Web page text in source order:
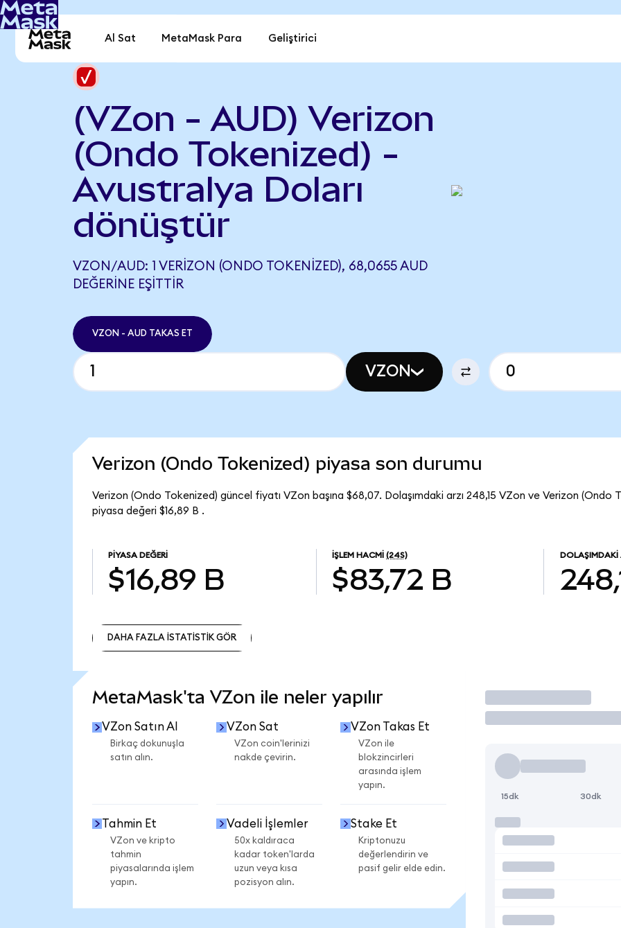
Al Sat MetaMask Para Geliştirici
(VZon - AUD) Verizon
(Ondo Tokenized) -
Avustralya Doları
dönüştür
VZON/AUD: 1 VERIZON (ONDO TOKENIZED), 68,0655 AUD
DEĞERINE EŞITTIR
VZON - AUD TAKAS ET
VZON
Verizon (Ondo Tokenized) piyasa son durumu
Verizon (Ondo Tokenized) güncel fiyatı VZon başına $68,07. Dolaşımdaki arzı 248,15 VZon ve Verizon (Ondo
piyasa değeri $16,89 B .
PIYASA DEĞERI
$16,89 B
İŞLEM HACMI (24S)
$83,72 B
DOLAŞIMDAKI
DAHA FAZLA İSTATİSTİK GÖR
MetaMask'ta VZon ile neler yapılır
VZon Satın Al
Birkaç dokunuşla
satın alın.
VZon Sat
VZon coin'lerinizi
nakde çevirin.
VZon Takas Et
VZon ile
blokzincirleri
arasında işlem
yapın.
Tahmin Et
VZon ve kripto
tahmin
piyasalarında işlem
yapın.
Vadeli İşlemler
50x kaldıraca
kadar token'larda
uzun veya kısa
pozisyon alın.
Stake Et
Kriptonuzu
değerlendirin ve
pasif gelir elde edin.
İşlem Yap
15dk 30dk